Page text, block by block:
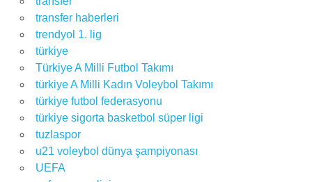
transfer haberleri
trendyol 1. lig
türkiye
Türkiye A Milli Futbol Takımı
türkiye A Milli Kadın Voleybol Takımı
türkiye futbol federasyonu
türkiye sigorta basketbol süper ligi
tuzlaspor
u21 voleybol dünya şampiyonası
UEFA